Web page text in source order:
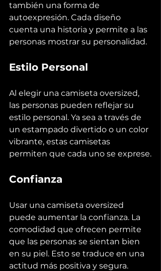
también una forma de
autoexpresión. Cada diseño
cuenta una historia y permite a las
personas mostrar su personalidad.
Estilo Personal
Al elegir una camiseta oversized,
las personas pueden reflejar su
estilo personal. Ya sea a través de
un estampado divertido o un color
vibrante, estas camisetas
permiten que cada uno se exprese.
Confianza
Usar una camiseta oversized
puede aumentar la confianza. La
comodidad que ofrecen permite
que las personas se sientan bien
en su piel. Esto se traduce en una
actitud más positiva y segura.